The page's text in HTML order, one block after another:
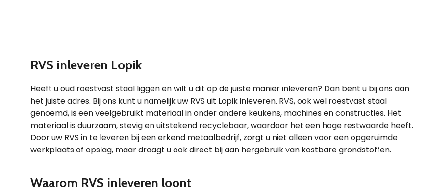
RVS inleveren Lopik
Heeft u oud roestvast staal liggen en wilt u dit op de juiste manier inleveren? Dan bent u bij ons aan
het juiste adres. Bij ons kunt u namelijk uw RVS uit Lopik inleveren. RVS, ook wel roestvast staal
genoemd, is een veelgebruikt materiaal in onder andere keukens, machines en constructies. Het
materiaal is duurzaam, stevig en uitstekend recyclebaar, waardoor het een hoge restwaarde heeft.
Door uw RVS in te leveren bij een erkend metaalbedrijf, zorgt u niet alleen voor een opgeruimde
werkplaats of opslag, maar draagt u ook direct bij aan hergebruik van kostbare grondstoffen.
Waarom RVS inleveren loont